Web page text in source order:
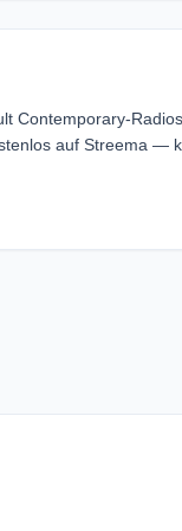
Contemporary-
auf Streema —